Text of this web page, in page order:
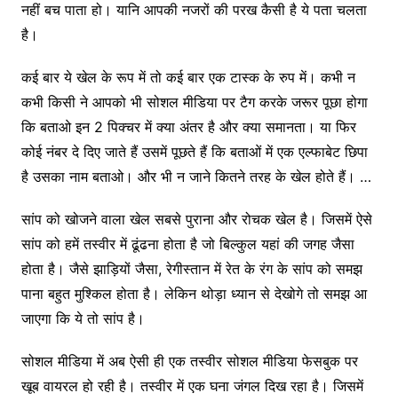
नहीं बच पाता हो। यानि आपकी नजरों की परख कैसी है ये पता चलता
है।
कई बार ये खेल के रूप में तो कई बार एक टास्क के रुप में। कभी न
कभी किसी ने आपको भी सोशल मीडिया पर टैग करके जरूर पूछा होगा
कि बताओ इन 2 पिक्चर में क्या अंतर है और क्या समानता। या फिर
कोई नंबर दे दिए जाते हैं उसमें पूछते हैं कि बताओं में एक एल्फाबेट छिपा
है उसका नाम बताओ। और भी न जाने कितने तरह के खेल होते हैं। …
सांप को खोजने वाला खेल सबसे पुराना और रोचक खेल है। जिसमें ऐसे
सांप को हमें तस्वीर में ढूंढना होता है जो बिल्कुल यहां की जगह जैसा
होता है। जैसे झाड़ियों जैसा, रेगीस्तान में रेत के रंग के सांप को समझ
पाना बहुत मुश्किल होता है। लेकिन थोड़ा ध्यान से देखोगे तो समझ आ
जाएगा कि ये तो सांप है।
सोशल मीडिया में अब ऐसी ही एक तस्वीर सोशल मीडिया फेसबुक पर
खूब वायरल हो रही है। तस्वीर में एक घना जंगल दिख रहा है। जिसमें